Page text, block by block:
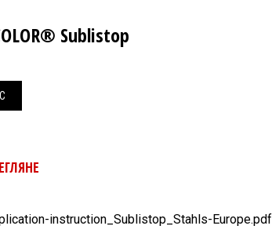
Sublistop
instruction_Sublistop_Stahls-Europe.pdf